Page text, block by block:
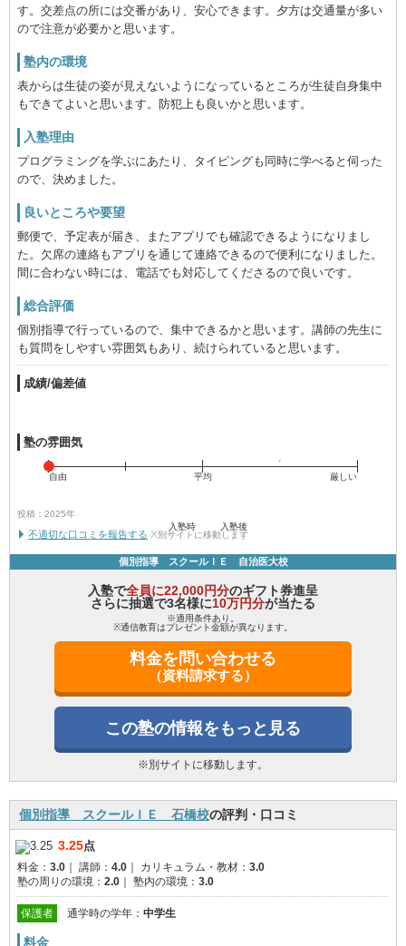
す。交差点の所には交番があり、安心できます。夕方は交通量が多い
ので注意が必要かと思います。
塾内の環境
表からは生徒の姿が見えないようになっているところが生徒自身集中
もできてよいと思います。防犯上も良いかと思います。
入塾理由
プログラミングを学ぶにあたり、タイピングも同時に学べると伺った
ので、決めました。
良いところや要望
郵便で、予定表が届き、またアプリでも確認できるようになりまし
た。欠席の連絡もアプリを通じて連絡できるので便利になりました。
間に合わない時には、電話でも対応してくださるので良いです。
総合評価
個別指導で行っているので、集中できるかと思います。講師の先生に
も質問をしやすい雰囲気もあり、続けられていると思います。
成績/偏差値
入塾時 入塾後
塾の雰囲気
自由 平均 厳しい
投稿：2025年
不適切な口コミを報告する ※別サイトに移動します
個別指導 スクールＩＥ 自治医大校
入塾で全員に22,000円分のギフト券進呈
さらに抽選で3名様に10万円分が当たる
※適用条件あり。
※通信教育はプレゼント金額が異なります。
料金を問い合わせる
（資料請求する）
この塾の情報をもっと見る
※別サイトに移動します。
個別指導 スクールＩＥ 石橋校の評判・口コミ
3.25点
料金： 3.0 講師： 4.0 カリキュラム・教材： 3.0
塾の周りの環境： 2.0 塾内の環境： 3.0
保護者 通学時の学年： 中学生
料金